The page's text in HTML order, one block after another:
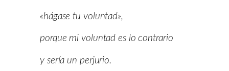
«hágase tu voluntad»,
porque mi voluntad es lo contrario
y sería un perjurio.